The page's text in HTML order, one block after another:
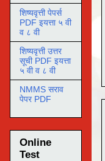
शिष्यवृत्ती पेपर्स
PDF इयत्ता ५ वी
व ८ वी
शिष्यवृत्ती उत्तर
सूची PDF इयत्ता
५ वी व ८ वी
NMMS सराव
पेपर PDF
Online
Test